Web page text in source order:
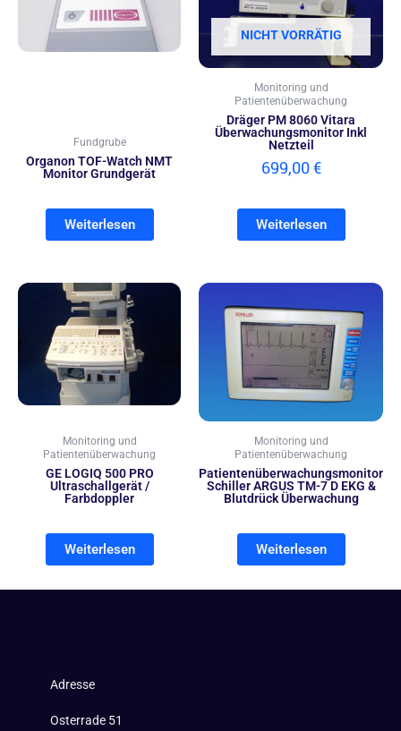
Fundgrube
Organon TOF-Watch NMT
Monitor Grundgerät
Weiterlesen
NICHT VORRÄTIG
Monitoring und
Patientenüberwachung
Dräger PM 8060 Vitara
Überwachungsmonitor Inkl
Netzteil
699,00€
Weiterlesen
Monitoring und
Patientenüberwachung
GE LOGIQ 500 PRO
Ultraschallgerät /
Farbdoppler
Weiterlesen
Monitoring und
Patientenüberwachung
Patientenüberwachungsmonitor
Schiller ARGUS TM-7 D EKG &
Blutdrück Überwachung
Weiterlesen
Adresse
Osterrade 51